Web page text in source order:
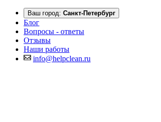
Ваш город: Санкт-Петербург
Блог
Вопросы - ответы
Отзывы
Наши работы
info@helpclean.ru